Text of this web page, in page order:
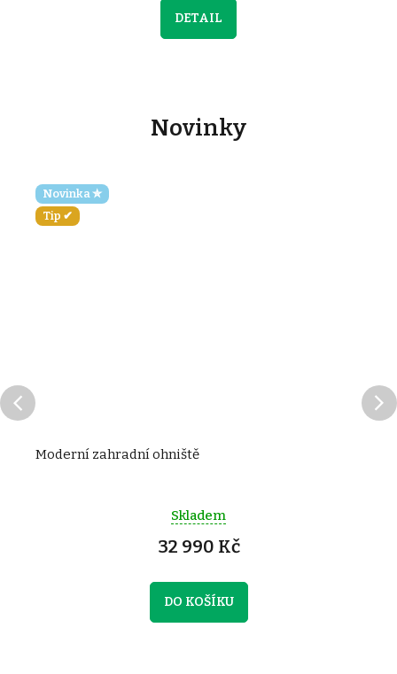
DETAIL
Novinky
Novinka ✮
Tip ✔
Moderní zahradní ohniště
Skladem
32 990 Kč
DO KOŠÍKU